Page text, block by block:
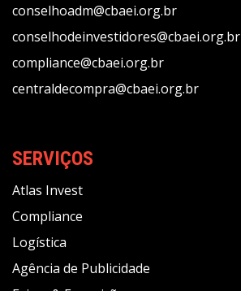
conselhoadm@cbaei.org.br
conselhodeinvestidores@cbaei.org.br
compliance@cbaei.org.br
centraldecompra@cbaei.org.br
SERVIÇOS
Atlas Invest
Compliance
Logística
Agência de Publicidade